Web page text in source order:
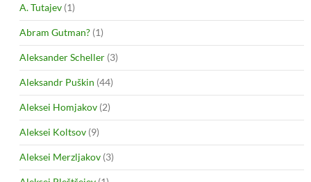
A. Tutajev (1)
Abram Gutman? (1)
Aleksander Scheller (3)
Aleksandr Puškin (44)
Aleksei Homjakov (2)
Aleksei Koltsov (9)
Aleksei Merzljakov (3)